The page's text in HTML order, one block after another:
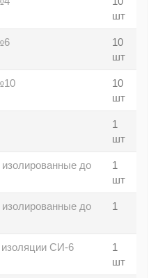
шт
10
шт
10
шт
1
шт
до
1
шт
до
1
СИ-6
1
шт